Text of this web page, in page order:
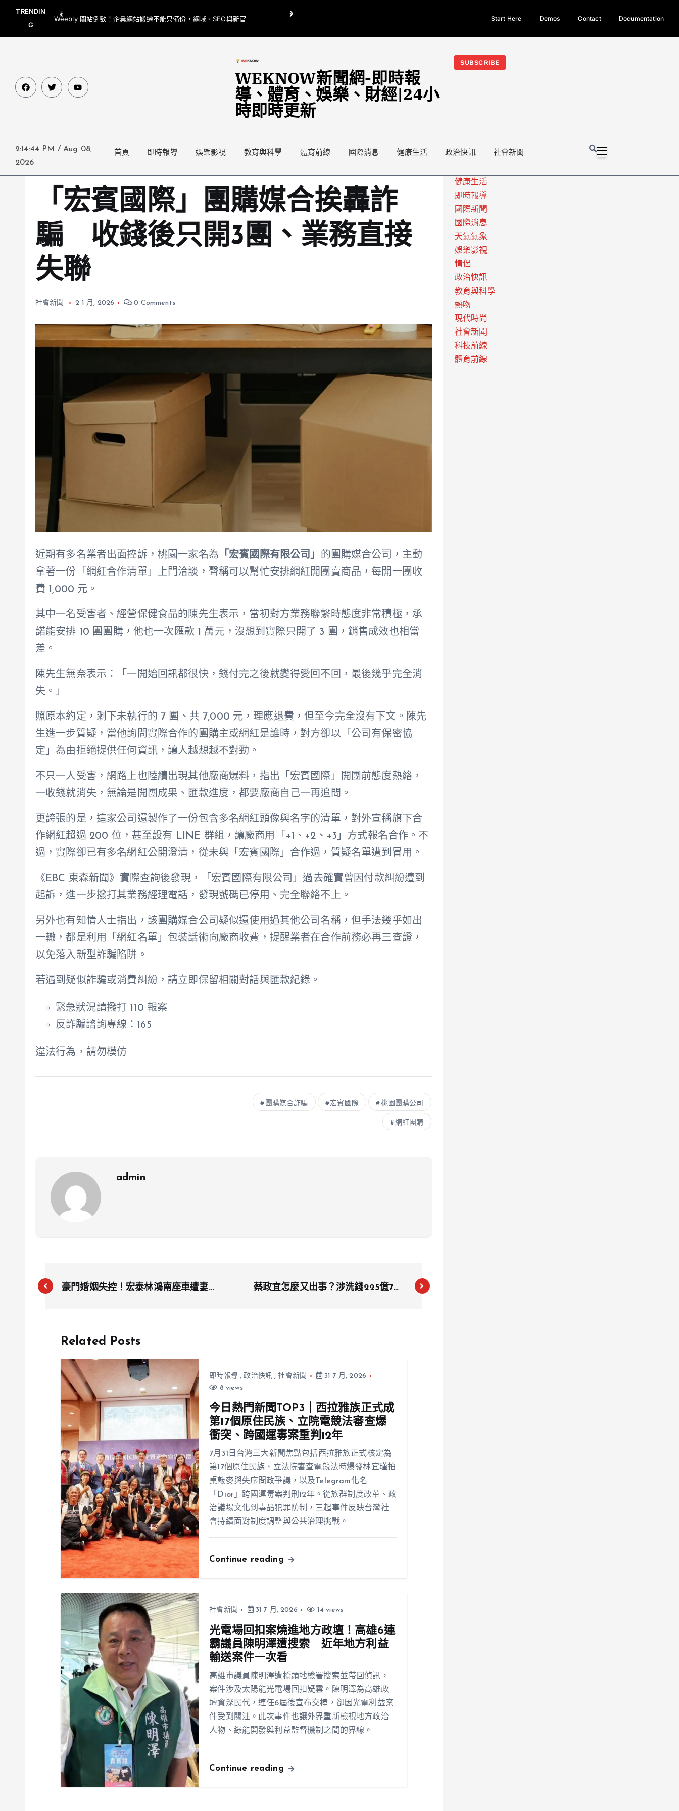
TRENDIN
G
Weebly 關站倒數！企業網站搬遷不能只備份，網域、SEO與新官
網都要一起處理
翁曉玲喊刪陸委會1295萬媒宣費惹議 梁文傑回「只能靠嘴巴」
今日熱門新聞TOP3｜西拉雅族正式成第17個原住民族、立院電競
光電場回
Start Here Demos Contact Documentation
WEKNOW新聞網-即時報
導、體育、娛樂、財經|24小
時即時更新
SUBSCRIBE
2:14:45 PM / Aug 08,
2026
首頁 即時報導 娛樂影視 教育與科學 體育前線 國際消息 健康生活 政治快訊 社會新聞
「宏賓國際」團購媒合挨轟詐
騙 收錢後只開3團、業務直接
失聯
社會新聞 2 1 月, 2026 0 Comments
近期有多名業者出面控訴，桃園一家名為 「宏賓國際有限公司」
的團購媒合公司，主動
拿著一份「網紅合作清單」上門洽談，聲稱可以幫忙安排網紅開團賣商品，每開一團收
費 1,000 元。
其中一名受害者、經營保健食品的陳先生表示，當初對方業務聯繫時態度非常積極，承
諾能安排 10 團團購，他也一次匯款 1 萬元，沒想到實際只開了 3 團，銷售成效也相當
差。
陳先生無奈表示：「一開始回訊都很快，錢付完之後就變得愛回不回，最後幾乎完全消
失。」
照原本約定，剩下未執行的 7 團、共 7,000 元，理應退費，但至今完全沒有下文。陳先
生進一步質疑，當他詢問實際合作的團購主或網紅是誰時，對方卻以「公司有保密協
定」為由拒絕提供任何資訊，讓人越想越不對勁。
不只一人受害，網路上也陸續出現其他廠商爆料，指出「宏賓國際」開團前態度熱絡，
一收錢就消失，無論是開團成果、匯款進度，都要廠商自己一再追問。
更誇張的是，這家公司還製作了一份包含多名網紅頭像與名字的清單，對外宣稱旗下合
作網紅超過 200 位，甚至設有 LINE 群組，讓廠商用「+1、+2、+3」方式報名合作。不
過，實際卻已有多名網紅公開澄清，從未與「宏賓國際」合作過，質疑名單遭到冒用。
《EBC 東森新聞》實際查詢後發現，「宏賓國際有限公司」過去確實曾因付款糾紛遭到
起訴，進一步撥打其業務經理電話，發現號碼已停用、完全聯絡不上。
另外也有知情人士指出，該團購媒合公司疑似還使用過其他公司名稱，但手法幾乎如出
一轍，都是利用「網紅名單」包裝話術向廠商收費，提醒業者在合作前務必再三查證，
以免落入新型詐騙陷阱。
若遇到疑似詐騙或消費糾紛，請立即保留相關對話與匯款紀錄。
緊急狀況請撥打 110 報案
反詐騙諮詢專線：165
違法行為，請勿模仿
團購媒合詐騙 宏賓國際 桃園團購公司
網紅團購
admin
豪門婚姻失控！宏泰林鴻南座車遭妻王
蔡政宜怎麼又出事？涉洗錢225億7被
Related Posts
即時報導,政治快訊,社會新聞
31 7 月, 2026
8 views
今日熱門新聞TOP3｜西拉雅族正式成
第17個原住民族、立院電競法審查爆
衝突、跨國運毒案重判12年
7月31日台灣三大新聞焦點包括西拉雅族正式核定為
第17個原住民族、立法院審查電競法時爆發林宜瑾拍
桌敲麥與失序問政爭議，以及Telegram化名
「Dior」跨國運毒案判刑12年。從族群制度改革、政
治議場文化到毒品犯罪防制，三起事件反映台灣社
會持續面對制度調整與公共治理挑戰。
Continue reading
社會新聞 31 7 月, 2026 14 views
光電場回扣案燒進地方政壇！高雄6連
霸議員陳明澤遭搜索 近年地方利益
輸送案件一次看
高雄市議員陳明澤遭橋頭地檢署搜索並帶回偵訊，
案件涉及太陽能光電場回扣疑雲。陳明澤為高雄政
壇資深民代，連任6屆後宣布交棒，卻因光電利益案
件受到關注。此次事件也讓外界重新檢視地方政治
人物、綠能開發與利益監督機制之間的界線。
Continue reading
健康生活
即時報導
國際新聞
國際消息
天氣氣象
娛樂影視
情侶
政治快訊
教育與科學
熱吻
現代時尚
社會新聞
科技前線
體育前線